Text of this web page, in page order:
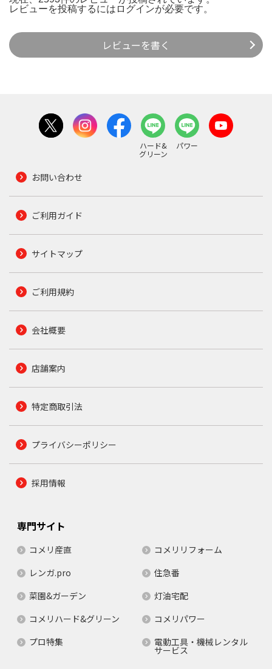
レビューを投稿するには ログインが必要です。
レビューを書く
ハード&
グリーン
パワー
お問い合わせ
ご利用ガイド
サイトマップ
ご利用規約
会社概要
店舗案内
特定商取引法
プライバシーポリシー
採用情報
専門サイト
コメリ産直
コメリリフォーム
レンガ.pro
住急番
菜園&ガーデン
灯油宅配
コメリハード&グリーン
コメリパワー
プロ特集
電動工具・機械レンタル
サービス